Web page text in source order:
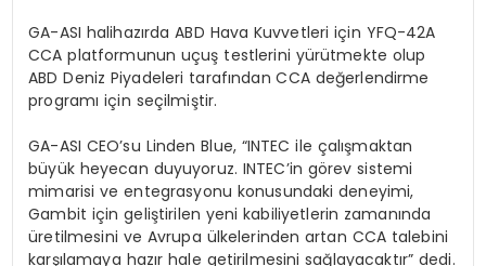
GA-ASI halihazırda ABD Hava Kuvvetleri için YFQ-42A
CCA platformunun uçuş testlerini yürütmekte olup
ABD Deniz Piyadeleri tarafından CCA değerlendirme
programı için seçilmiştir.
GA-ASI CEO’su Linden Blue, “INTEC ile çalışmaktan
büyük heyecan duyuyoruz. INTEC’in görev sistemi
mimarisi ve entegrasyonu konusundaki deneyimi,
Gambit için geliştirilen yeni kabiliyetlerin zamanında
üretilmesini ve Avrupa ülkelerinden artan CCA talebini
karşılamaya hazır hale getirilmesini sağlayacaktır” dedi.